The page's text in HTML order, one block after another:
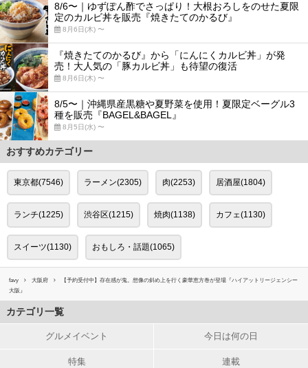
8/6〜｜ゆずぽん酢でさっぱり！大根おろしをのせた夏限
定のカルビ丼を販売『焼きたてのかるび』
8月6日(木) 〜
『焼きたてのかるび』から「にんにくカルビ丼」が発
売！大人気の「豚カルビ丼」も待望の復活
8月6日(木) 〜
8/5〜｜沖縄県産黒糖や夏野菜を使用！夏限定ベーグル3
種を販売『BAGEL&BAGEL』
8月5日(水) 〜
おすすめカテゴリー
東京都(7546) ラーメン(2305) 肉(2253) 居酒屋(1804)
ランチ(1225) 渋谷区(1215) 焼肉(1138) カフェ(1130)
スイーツ(1130) おもしろ・話題(1065)
favy 大阪府
【予約受付中】存在感が鬼。想像の斜め上を行く豪華恵方巻が登場『ハイアットリージェンシー
大阪』
カテゴリ一覧
グルメイベント 今日は何の日
特集 連載